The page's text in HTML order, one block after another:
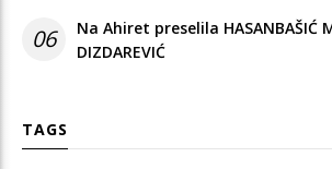
06
Na Ahiret preselila HASANBAŠIĆ
DIZDAREVIĆ
TAGS